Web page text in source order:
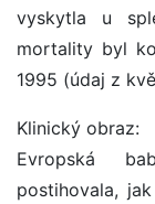
vyskytla u
mortality byl
1995 (údaj z
Klinický obraz:
Evropská
postihovala,